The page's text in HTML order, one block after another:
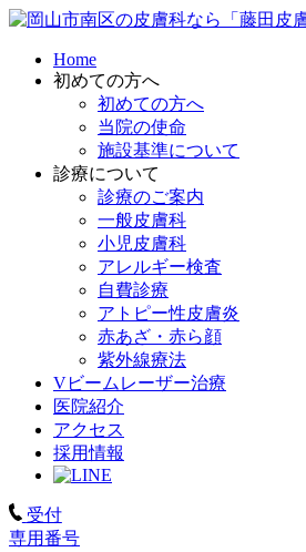
Home
初めての方へ
初めての方へ
当院の使命
施設基準について
診療について
診療のご案内
一般皮膚科
小児皮膚科
アレルギー検査
自費診療
アトピー性皮膚炎
赤あざ・赤ら顔
紫外線療法
Vビームレーザー治療
医院紹介
アクセス
採用情報
受付
専用番号